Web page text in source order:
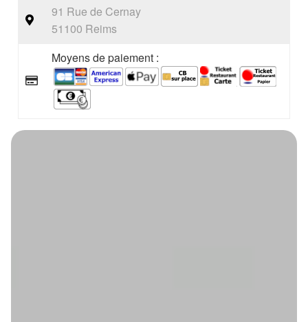
91 Rue de Cernay
51100 Reims
Moyens de paiement :